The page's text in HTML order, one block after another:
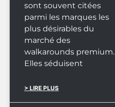
sont souvent citées
parmi les marques les
plus désirables du
marché des
walkarounds premium.
Elles séduisent
> LIRE PLUS